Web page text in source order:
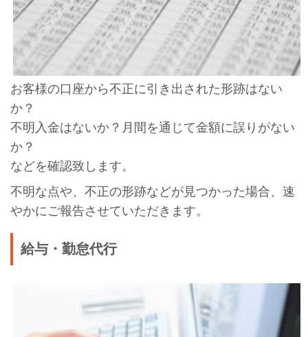
お客様の口座から不正に引き出された形跡はない
か？
不明入金はないか？月間を通じて金額に誤りがない
か？
などを確認致します。
不明な点や、不正の形跡などが見つかった場合、速
やかにご報告させていただきます。
給与・勤怠代行